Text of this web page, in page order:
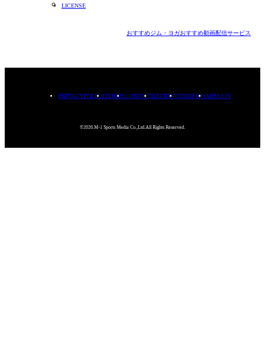
LICENSE
おすすめジム・ヨガおすすめ動画配信サービス
PRIVACYPOLICYTERMSCONTACTRECRUITCOMPANYMISSION
©2026.M-1 Sports Media Co.,Ltd.All Rights Reserved.